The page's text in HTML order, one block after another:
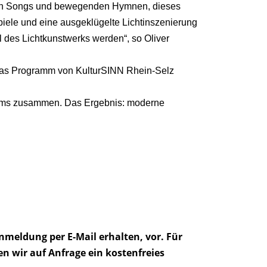
Songs und bewegenden Hymnen, dieses
und eine ausgeklügelte Lichtinszenierung
Lichtkunstwerks werden“, so Oliver
Programm von KulturSINN Rhein-Selz
zusammen. Das Ergebnis: moderne
per E-Mail erhalten, vor. Für
wir auf Anfrage ein kostenfreies